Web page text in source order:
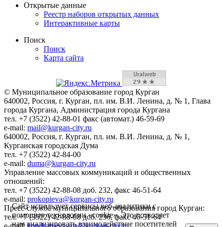
Открытые данные
Реестр наборов открытых данных
Интерактивные карты
Поиск
Поиск
Карта сайта
© Муниципальное образование город Курган
640002, Россия, г. Курган, пл. им. В.И. Ленина, д. № 1, Глава
города Кургана, Администрация города Кургана
тел. +7 (3522) 42-88-01 факс (автомат.) 46-59-69
e-mail: mail@kurgan-city.ru
640002, Россия, г. Курган, пл. им. В.И. Ленина, д. № 1,
Курганская городская Дума
тел. +7 (3522) 42-84-00
e-mail: duma@kurgan-city.ru
Управление массовых коммуникаций и общественных
отношений:
тел. +7 (3522) 42-88-08 доб. 232, факс 46-51-64
e-mail: prokopieva@kurgan-city.ru
Пресс-служба муниципального образования город Курган:
тел. +7 (3522) 42-88-08 доб. 236, факс 46-51-64
Сайт использует сервисы веб-аналитики с
помощью технологии «cookie». Это позволяет
нам анализировать взаимодействие посетителей